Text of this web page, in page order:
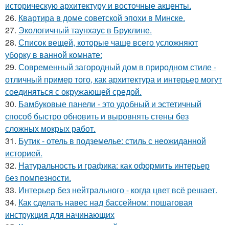
историческую архитектуру и восточные акценты.
26. Квартира в доме советской эпохи в Минске.
27. Экологичный таунхаус в Бруклине.
28. Список вещей, которые чаще всего усложняют
уборку в ванной комнате:
29. Современный загородный дом в природном стиле -
отличный пример того, как архитектура и интерьер могут
соединяться с окружающей средой.
30. Бамбуковые панели - это удобный и эстетичный
способ быстро обновить и выровнять стены без
сложных мокрых работ.
31. Бутик - отель в подземелье: стиль с неожиданной
историей.
32. Натуральность и графика: как оформить интерьер
без помпезности.
33. Интерьер без нейтрального - когда цвет всё решает.
34. Как сделать навес над бассейном: пошаговая
инструкция для начинающих